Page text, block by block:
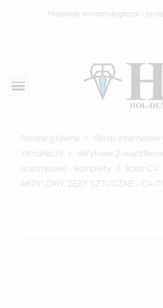
Materiały stomatologiczne i
Strona główna Sklep Internetowy
Yamahachi
akrylowe 2-
warstwowe - komplety
kolor C4
AKRYLOWE ZĘBY SZTUCZNE - C4-T1